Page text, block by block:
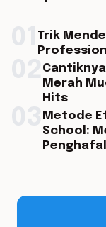
Trik
Merah
Hits
Metode
School: